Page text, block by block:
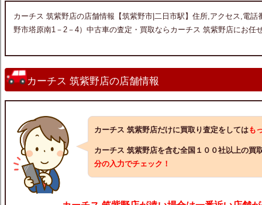
カーチス 筑紫野店の店舗情報【筑紫野市|二日市駅】住所,アクセス,電話
野市塔原南1－2－4）中古車の査定・買取ならカーチス 筑紫野店にお任
カーチス 筑紫野店の店舗情報
カーチス 筑紫野店だけに買取り査定をしてはも
カーチス 筑紫野店を含む全国１００社以上の買
分の入力でチェック！